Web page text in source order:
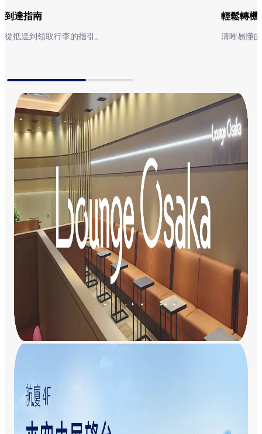
到達指南
從抵達到領取行李的指引。​
輕鬆轉機
清晰易懂